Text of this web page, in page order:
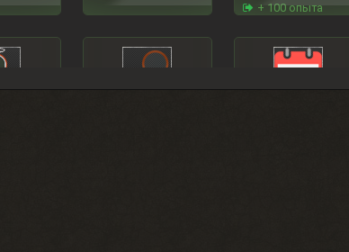
+ 100 опыта